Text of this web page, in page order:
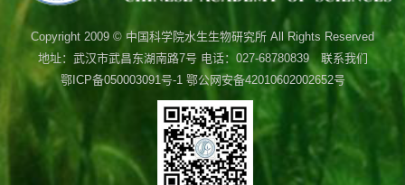
Copyright 2009 © 中国科学院水生生物研究所 All Rights Reserved
地址：武汉市武昌东湖南路7号 电话：027-68780839 联系我们
鄂ICP备050003091号-1 鄂公网安备42010602002652号